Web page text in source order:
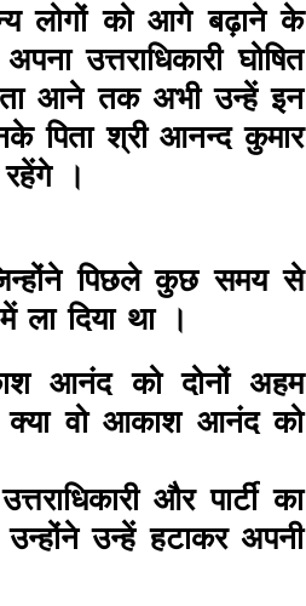
लोगों को आगे बढ़ाने के
उत्तराधिकारी घोषित
आने तक अभी उन्हें इन
पिता श्री आनन्द कुमार
रहेंगे ।
पिछले कुछ समय से
ला दिया था ।
आनंद को दोनों अहम
क्या वो आकाश आनंद को
और पार्टी का
उन्हें हटाकर अपनी